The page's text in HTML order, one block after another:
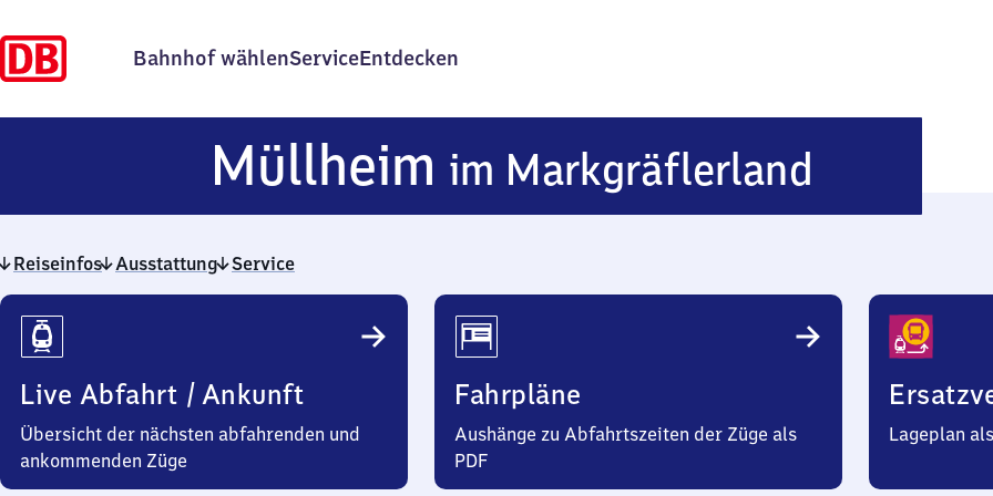
Bahnhof wählenServiceEntdecken
Müllheim im Markgräflerland
im
Reiseinfos Ausstattung Service
Reiseinfos
Live Abfahrt / Ankunft
Übersicht der nächsten abfahrenden und
ankommenden Züge
Fahrpläne
Aushänge zu Abfahrtszeiten der Züge als
PDF
Lageplan